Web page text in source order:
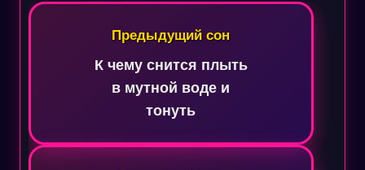
Навигация
записям
Предыдущий сон
К чему снится плыть
в мутной воде и
тонуть